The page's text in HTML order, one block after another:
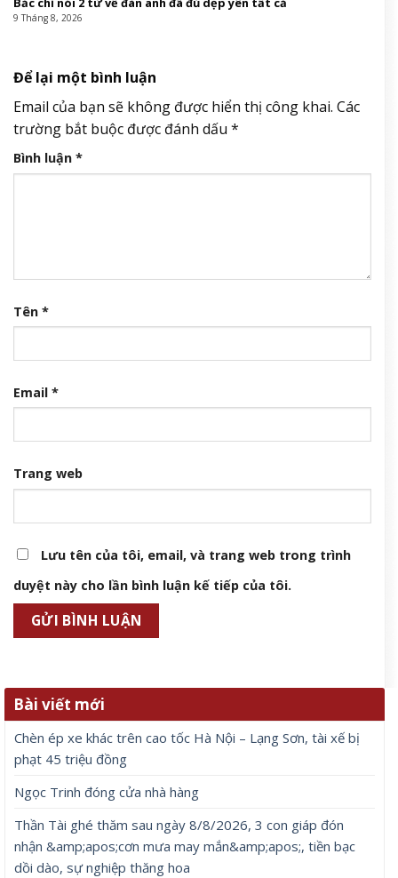
9 Tháng 8, 2026
Để lại một bình luận
Email của bạn sẽ không được hiển thị công khai. Các
trường bắt buộc được đánh dấu *
Bình luận *
Tên *
Email *
Trang web
Lưu tên của tôi, email, và trang web trong trình
duyệt này cho lần bình luận kế tiếp của tôi.
Bài viết mới
Chèn ép xe khác trên cao tốc Hà Nội – Lạng Sơn, tài xế bị
phạt 45 triệu đồng
Ngọc Trinh đóng cửa nhà hàng
Thần Tài ghé thăm sau ngày 8/8/2026, 3 con giáp đón
nhận &amp;apos;cơn mưa may mắn&amp;apos;, tiền bạc
dồi dào, sự nghiệp thăng hoa